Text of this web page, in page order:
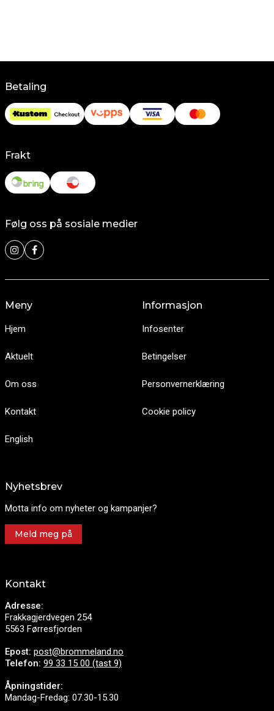
Betaling
Frakt
Følg oss på sosiale medier
Meny
Hjem
Aktuelt
Om oss
Kontakt
English
Informasjon
Infosenter
Betingelser
Personvernerklæring
Cookie policy
Nyhetsbrev
Motta info om nyheter og kampanjer?
Meld meg på
Kontakt
Adresse:
Frakkagjerdvegen 254
5563 Førresfjorden
Epost: post@brommeland.no
Telefon: 99 33 15 00 (tast 9)
Åpningstider:
Mandag-Fredag: 07.30-15.30